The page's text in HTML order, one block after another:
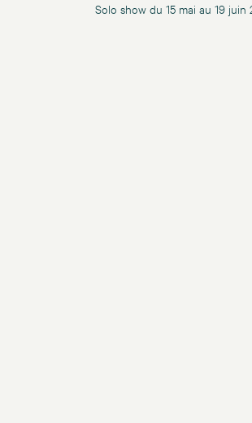
Solo show du 15 mai au 19 juin